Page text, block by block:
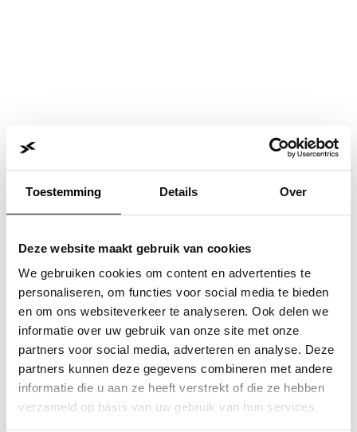
Toestemming Details Over
Deze website maakt gebruik van cookies
We gebruiken cookies om content en advertenties te
personaliseren, om functies voor social media te bieden
en om ons websiteverkeer te analyseren. Ook delen we
informatie over uw gebruik van onze site met onze
partners voor social media, adverteren en analyse. Deze
partners kunnen deze gegevens combineren met andere
informatie die u aan ze heeft verstrekt of die ze hebben
verzameld op basis van uw gebruik van hun services.
Application error: a client-side exception has occurred while
loadingwww.jvk.nl(see the browser consolefor more
information).